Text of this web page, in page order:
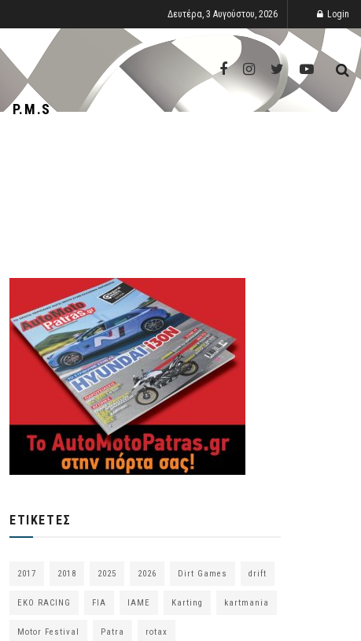
Δευτέρα, 3 Αυγούστου, 2026 Login
P.M.S
ΕΤΙΚΈΤΕΣ
2017 2018 2025 2026 Dirt Games drift
EKO RACING FIA IAME Karting kartmania
Motor Festival Patra rotax